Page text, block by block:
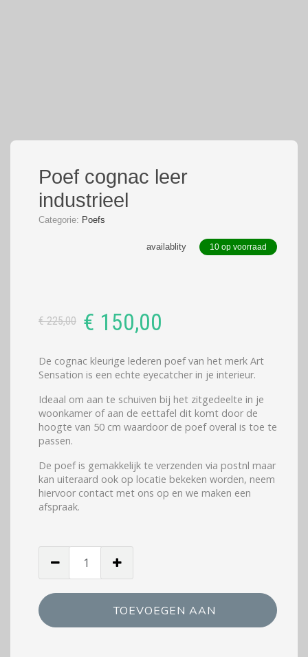
Poef cognac leer
industrieel
Categorie: Poefs
availablity 10 op voorraad
€225,00
Oorspronkelijke
was:
€ 225,00.
€ 150,00
Huidige
is:
€ 150,00.
De cognac kleurige lederen poef van het merk Art
Sensation is een echte eyecatcher in je interieur.
Ideaal om aan te schuiven bij het zitgedeelte in je
woonkamer of aan de eettafel dit komt door de
hoogte van 50 cm waardoor de poef overal is toe te
passen.
De poef is gemakkelijk te verzenden via postnl maar
kan uiteraard ook op locatie bekeken worden, neem
hiervoor contact met ons op en we maken een
afspraak.
industrieel:
hoeveelheid
TOEVOEGEN AAN